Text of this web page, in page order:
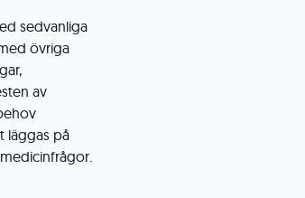
sedvanliga
övriga
av
läggas på